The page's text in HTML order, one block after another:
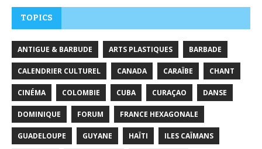
TOPICS
ANTIGUE & BARBUDE ARTS PLASTIQUES BARBADE
CALENDRIER CULTUREL CANADA CARAÏBE CHANT
CINÉMA COLOMBIE CUBA CURAÇAO DANSE
DOMINIQUE FORUM FRANCE HEXAGONALE
GUADELOUPE GUYANE HAÏTI ILES CAÏMANS